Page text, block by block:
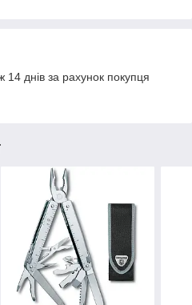
днів за рахунок покупця